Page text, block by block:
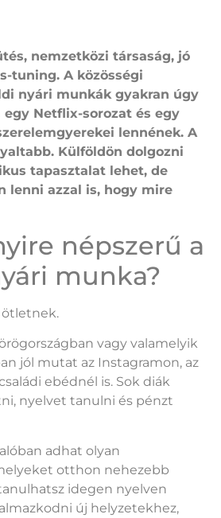
nemzetközi társaság, jó
tuning. A közösségi
nyári munkák gyakran úgy
Netflix-sorozat és egy
lennének. A
Külföldön dolgozni
tapasztalat lehet, de
lenni azzal is, hogy mire
népszerű a
munka?
ötletnek.
vagy valamelyik
jól mutat az Instagramon, az
ebédnél is. Sok diák
nyelvet tanulni és pénzt
adhat olyan
otthon nehezebb
idegen nyelven
új helyzetekhez,